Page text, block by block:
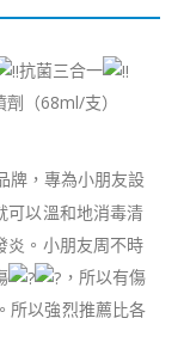
抗菌三合一
（68ml/支）
牌，專為小朋友設
可以溫和地消毒清
炎。小朋友周不時
，所以有傷
。所以強烈推薦比各